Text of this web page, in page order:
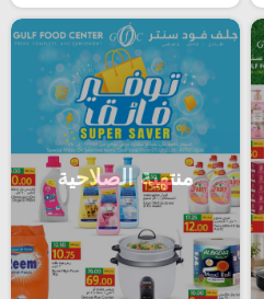
منتهية الصلاحية